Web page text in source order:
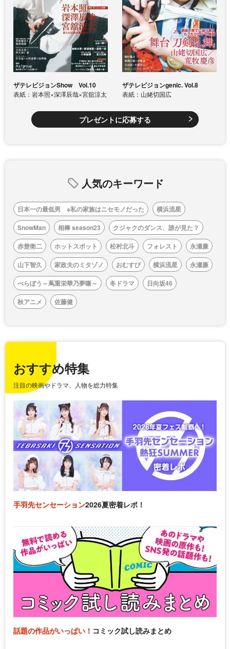
ザテレビジョンShow Vol.10
表紙：岩本照×深澤辰哉×宮舘涼太
ザテレビジョンgenic. Vol.8
表紙：山姥切国広
プレゼントに応募する
人気のキーワード
日本一の最低男 ※私の家族はニセモノだった
横浜流星
SnowMan
相棒 season23
クジャクのダンス、誰が見た？
赤楚衛二
ホットスポット 松村北斗 フォレスト
永瀬廉
山下智久
家政夫のミタゾノ おむすび 横浜流星
永瀬廉
べらぼう～蔦重栄華乃夢噺～
冬ドラマ
日向坂46
秋アニメ
佐藤健
おすすめ特集
注目の映画やドラマ、人物を総力特集
手羽先センセーション2026夏密着レポ！
話題の作品がいっぱい！ コミック試し読みまとめ